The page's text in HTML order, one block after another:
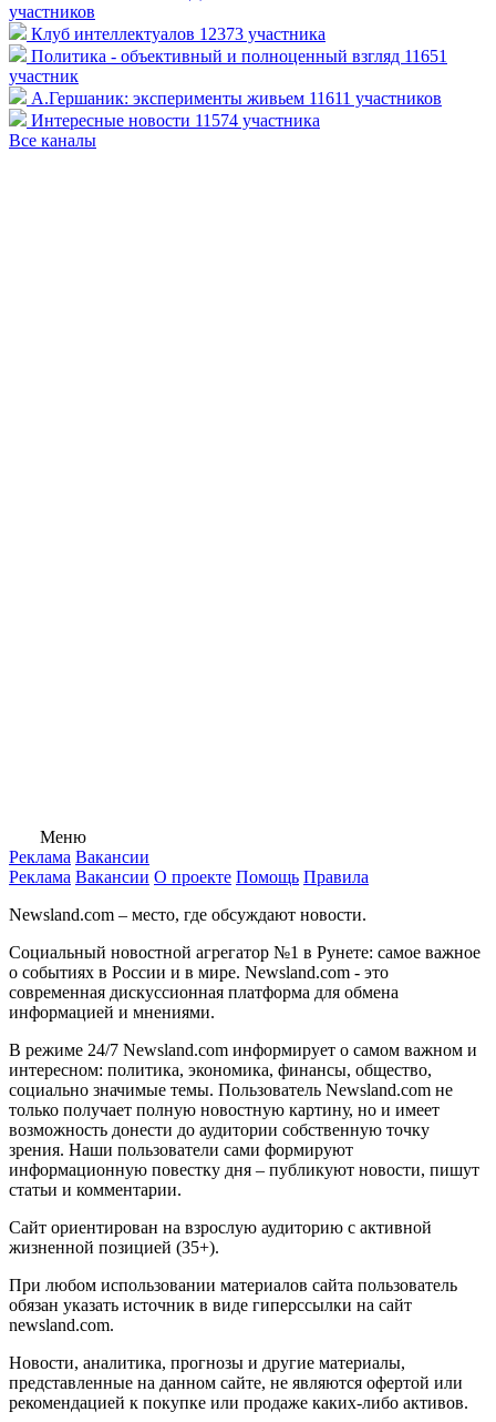
участников
Клуб интеллектуалов 12373 участника
Политика - объективный и полноценный взгляд 11651
участник
А.Гершаник: эксперименты живьем 11611 участников
Интересные новости 11574 участника
Все каналы
Меню
Реклама Вакансии
Реклама Вакансии О проекте Помощь Правила
Newsland.com – место, где обсуждают новости.
Социальный новостной агрегатор №1 в Рунете: самое важное
о событиях в России и в мире. Newsland.com - это
современная дискуссионная платформа для обмена
информацией и мнениями.
В режиме 24/7 Newsland.com информирует о самом важном и
интересном: политика, экономика, финансы, общество,
социально значимые темы. Пользователь Newsland.com не
только получает полную новостную картину, но и имеет
возможность донести до аудитории собственную точку
зрения. Наши пользователи сами формируют
информационную повестку дня – публикуют новости, пишут
статьи и комментарии.
Сайт ориентирован на взрослую аудиторию с активной
жизненной позицией (35+).
При любом использовании материалов сайта пользователь
обязан указать источник в виде гиперссылки на сайт
newsland.com.
Новости, аналитика, прогнозы и другие материалы,
представленные на данном сайте, не являются офертой или
рекомендацией к покупке или продаже каких-либо активов.